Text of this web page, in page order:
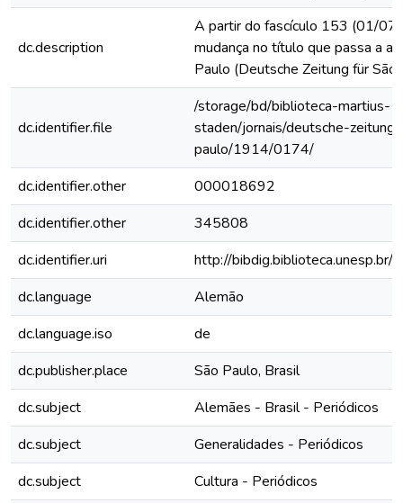
dc.description
A partir do fascículo 153 (01/
mudança no título que passa a
Paulo (Deutsche Zeitung für São
dc.identifier.file
/storage/bd/biblioteca-martius-
staden/jornais/deutsche-
paulo/1914/0174/
dc.identifier.other
000018692
dc.identifier.other
345808
dc.identifier.uri
http://
dc.language
Alemão
dc.language.iso
de
dc.publisher.place
São Paulo, Brasil
dc.subject
Alemães - Brasil - Periódicos
dc.subject
Generalidades - Periódicos
dc.subject
Cultura - Periódicos